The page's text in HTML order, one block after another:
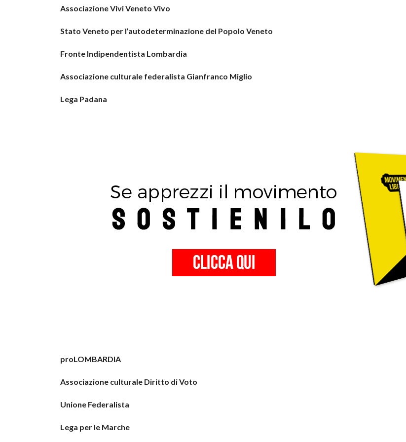
Associazione Vivi Veneto Vivo
Stato Veneto per l’autodeterminazione del Popolo Veneto
Fronte Indipendentista Lombardia
Associazione culturale federalista Gianfranco Miglio
Lega Padana
proLOMBARDIA
Associazione culturale Diritto di Voto
Unione Federalista
Lega per le Marche